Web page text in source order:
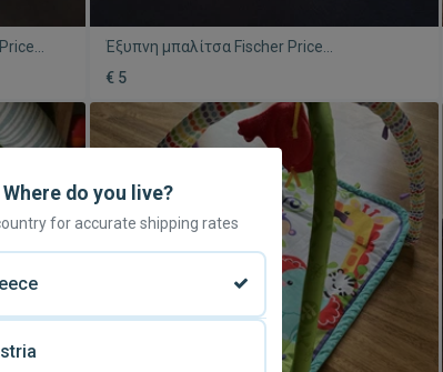
Έξυπνη μπαλίτσα Fischer Price
€ 5
Where do you live?
for accurate shipping rates